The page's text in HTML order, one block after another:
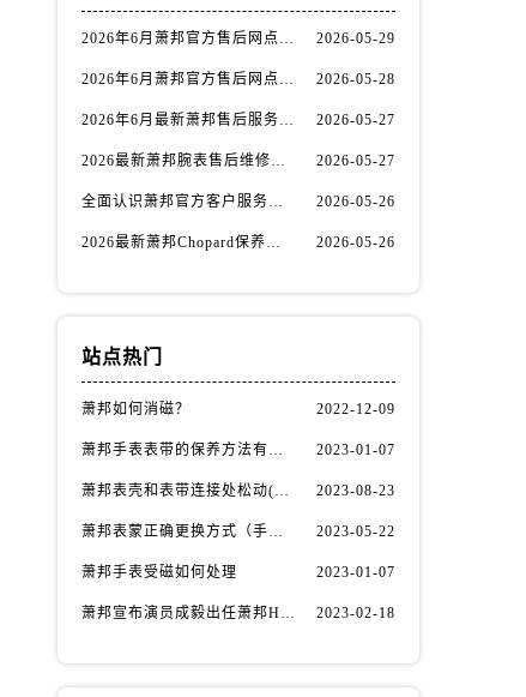
2026年6月萧邦官方售后网点变动速查补充手册（迁址及新增） 2026-05-29
2026年6月萧邦官方售后网点迁址与新增公告（权威版） 2026-05-28
2026年6月最新萧邦售后服务中心网址考察报告 2026-05-27
2026最新萧邦腕表售后维修网点地址调研报告 2026-05-27
全面认识萧邦官方客户服务网点预约与保养须知 2026-05-26
2026最新萧邦Chopard保养点地址考察报告 2026-05-26
站点热门
萧邦如何消磁？ 2022-12-09
萧邦手表表带的保养方法有哪些？ 2023-01-07
萧邦表壳和表带连接处松动(如何自行修复) 2023-08-23
萧邦表蒙正确更换方式（手表表蒙更换知识） 2023-05-22
萧邦手表受磁如何处理 2023-01-07
萧邦宣布演员成毅出任萧邦Happy Diamonds系列品牌大使 2023-02-18